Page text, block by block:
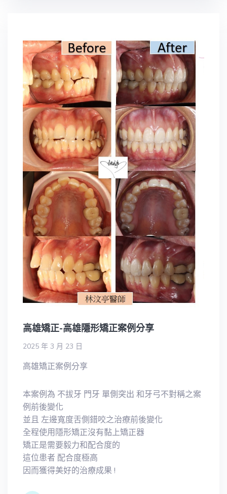
高雄矯正-高雄隱形矯正案例分享
2025 年 3 月 23 日
高雄矯正案例分享
本案例為 不拔牙 門牙 單側突出 和牙弓不對稱之案
例前後變化
並且 左邊寬度舌側錯咬之治療前後變化
全程使用隱形矯正沒有黏上矯正器
矯正是需要毅力和配合度的
這位患者 配合度極高
因而獲得美好的治療成果 !